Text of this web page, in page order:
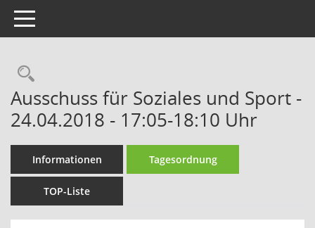
Toggle navigation
Rechercheauswahl
Ausschuss für Soziales und Sport -
24.04.2018 - 17:05-18:10 Uhr
Informationen Tagesordnung
TOP-Liste